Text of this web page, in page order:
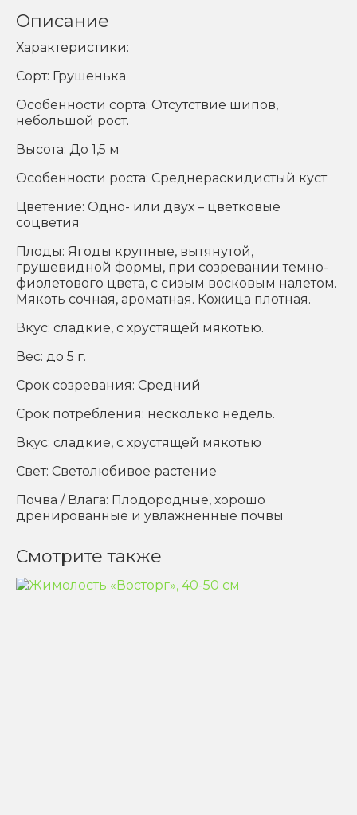
Описание
Характеристики:
Сорт: Грушенька
Особенности сорта: Отсутствие шипов,
небольшой рост.
Высота: До 1,5 м
Особенности роста: Среднераскидистый куст
Цветение: Одно- или двух – цветковые
соцветия
Плоды: Ягоды крупные, вытянутой,
грушевидной формы, при созревании темно-
фиолетового цвета, с сизым восковым налетом.
Мякоть сочная, ароматная. Кожица плотная.
Вкус: сладкие, с хрустящей мякотью.
Вес: до 5 г.
Срок созревания: Средний
Срок потребления: несколько недель.
Вкус: сладкие, с хрустящей мякотью
Свет: Светолюбивое растение
Почва / Влага: Плодородные, хорошо
дренированные и увлажненные почвы
Смотрите также